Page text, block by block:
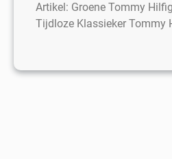
Artikel: Groene Tommy
Tijdloze Klassieker Tommy